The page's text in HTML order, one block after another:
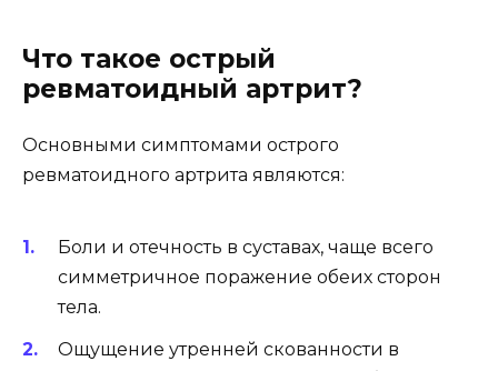
Что такое острый
ревматоидный артрит?
Основными симптомами острого
ревматоидного артрита являются:
Боли и отечность в суставах, чаще всего
симметричное поражение обеих сторон
тела.
Ощущение утренней скованности в